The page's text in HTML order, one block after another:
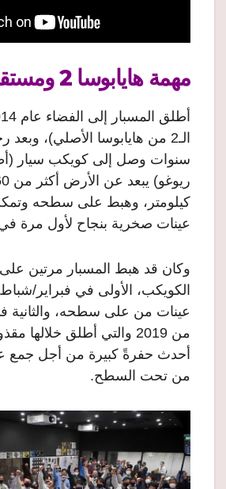
مهمة هايابوسا 2 ومستقبل المسبار
الـ2 من هايابوسا الأصلي)،
سنوات وصل إلى كويكب سيار
كيلومتر، وهبط على سطحه
عينات صخرية بنجاح لأول مرة في
وكان قد هبط المسبار مرتين
عينات من على سطحه، والثانية
من 2019 والتي أطلق
أحدث حفرةً كبيرة من أجل جمع
من تحت السطح.